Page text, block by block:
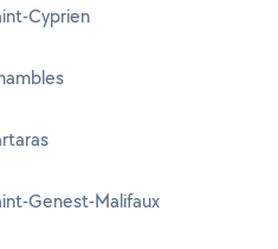
Cyprien
Genest-Malifaux